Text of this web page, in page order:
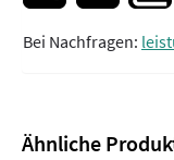
Bei Nachfragen:
Ähnliche